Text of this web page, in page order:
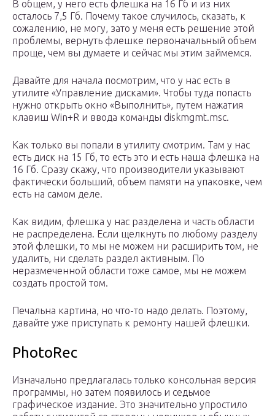
В общем, у него есть флешка на 16 Гб и из них
осталось 7,5 Гб. Почему такое случилось, сказать, к
сожалению, не могу, зато у меня есть решение этой
проблемы, вернуть флешке первоначальный объем
проще, чем вы думаете и сейчас мы этим займемся.
Давайте для начала посмотрим, что у нас есть в
утилите «Управление дисками». Чтобы туда попасть
нужно открыть окно «Выполнить», путем нажатия
клавиш Win+R и ввода команды diskmgmt.msc.
Как только вы попали в утилиту смотрим. Там у нас
есть диск на 15 Гб, то есть это и есть наша флешка на
16 Гб. Сразу скажу, что производители указывают
фактически больший, объем памяти на упаковке, чем
есть на самом деле.
Как видим, флешка у нас разделена и часть области
не распределена. Если щелкнуть по любому разделу
этой флешки, то мы не можем ни расширить том, не
удалить, ни сделать раздел активным. По
неразмеченной области тоже самое, мы не можем
создать простой том.
Печальна картина, но что-то надо делать. Поэтому,
давайте уже приступать к ремонту нашей флешки.
PhotoRec
Изначально предлагалась только консольная версия
программы, но затем появилось и седьмое
графическое издание. Это значительно упростило